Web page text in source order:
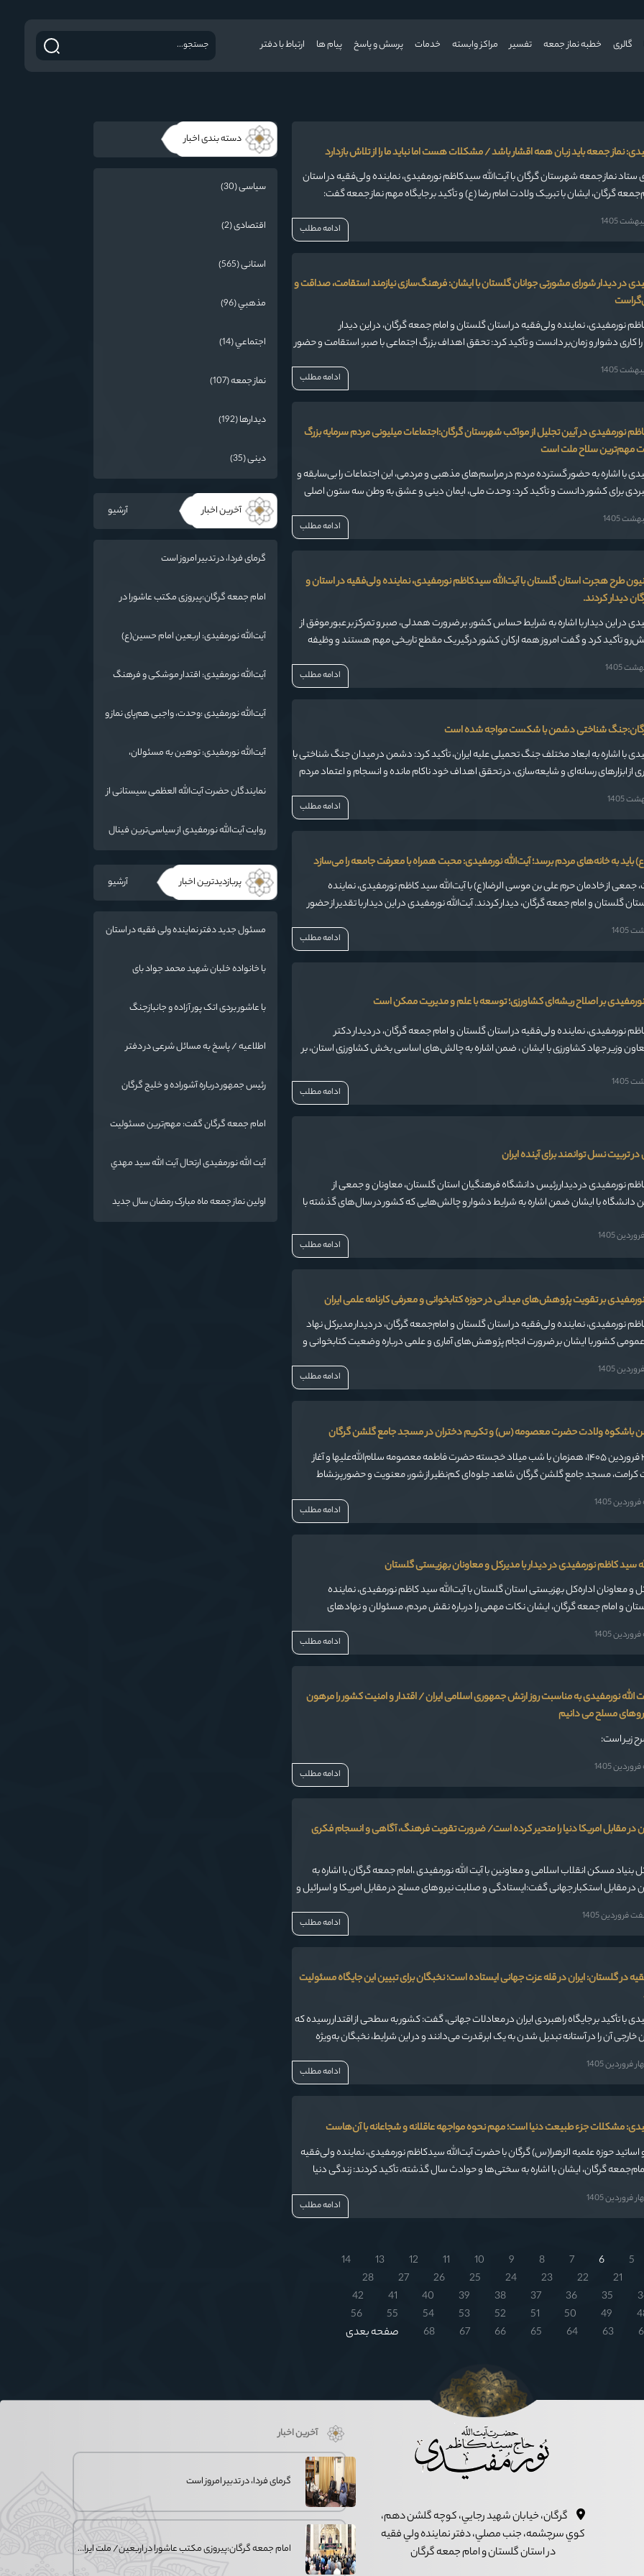
گالری خطبه نماز جمعه تفسیر مراکز وابسته خدمات پرسش و پاسخ پیام ها ارتباط با دفتر
نماز جمعه باید زبان همه اقشار باشد / مشکلات هست اما نباید ما را از تلاش بازدارد
ستاد نماز جمعه شهرستان گرگان با آیت‌الله سیدکاظم نورمفیدی، نماینده ولی‌فقیه در استان
گرگان، ایشان با تبریک ولادت امام رضا (ع) و تأکید بر جایگاه مهم نماز جمعه گفت:
1405 ادامه مطلب
در دیدار شورای مشورتی جوانان گلستان با ایشان: فرهنگ‌سازی نیازمند استقامت، صداقت و
نورمفیدی، نماینده ولی‌فقیه در استان گلستان و امام جمعه گرگان، در این دیدار
کاری دشوار و زمان‌بر دانست و تأکید کرد: تحقق اهداف بزرگ اجتماعی با صبر، استقامت و حضور
1405 ادامه مطلب
نورمفیدی در آیین تجلیل از مواکب شهرستان گرگان:اجتماعات میلیونی مردم سرمایه بزرگ
مهم‌ترین سلاح ملت است
با اشاره به حضور گسترده مردم در مراسم‌های مذهبی و مردمی، این اجتماعات را بی‌سابقه و
برای کشور دانست و تأکید کرد: وحدت ملی، ایمان دینی و عشق به وطن سه ستون اصلی
1405 ادامه مطلب
طرح هجرت استان گلستان با آیت‌الله سیدکاظم نورمفیدی، نماینده ولی‌فقیه در استان و
دیدار کردند.
در این دیدار با اشاره به شرایط حساس کشور، بر ضرورت همدلی، صبر و تمرکز بر عبور موفق از
تأکید کرد و گفت امروز همه ارکان کشور درگیر یک مقطع تاریخی مهم هستند و وظیفه
نشان دهد که دغدغه اصلی‌اش نجات کشور و خدمت به مردم است.
1405 ادامه مطلب
شناختی دشمن با شکست مواجه شده است
با اشاره به ابعاد مختلف جنگ تحمیلی علیه ایران، تأکید کرد: دشمن در میدان جنگ شناختی با
از ابزارهای رسانه‌ای و شایعه‌سازی، در تحقق اهداف خود ناکام مانده و انسجام و اعتماد مردم
1405 ادامه مطلب
باید به خانه‌های مردم برسد؛ آیت‌الله نورمفیدی: محبت همراه با معرفت جامعه را می‌سازد
جمعی از خادمان حرم علی بن موسی الرضا(ع) با آیت‌الله سید کاظم نورمفیدی، نماینده
گلستان و امام جمعه گرگان، دیدار کردند. آیت‌الله نورمفیدی در این دیدار با تقدیر از حضور
ادامه مطلب
نورمفیدی بر اصلاح ریشه‌ای کشاورزی؛ توسعه با علم و مدیریت ممکن است
نورمفیدی، نماینده ولی‌فقیه در استان گلستان و امام جمعه گرگان، در دیدار دکتر
وزیر جهاد کشاورزی با ایشان ، ضمن اشاره به چالش‌های اساسی بخش کشاورزی استان، بر
ادامه مطلب
تربیت نسل توانمند برای آینده ایران
نورمفیدی در دیدار رئیس دانشگاه فرهنگیان استان گلستان، معاونان و جمعی از
دانشگاه با ایشان ضمن اشاره به شرایط دشوار و چالش‌هایی که کشور در سال‌های گذشته با
هستند و ملت‌ها در دل همین دشواری‌ها به توانمندی و رشد دست می‌یابند.1405
ادامه مطلب
نورمفیدی بر تقویت پژوهش‌های میدانی در حوزه کتابخوانی و معرفی کارنامه علمی ایران
نورمفیدی، نماینده ولی‌فقیه در استان گلستان و امام‌جمعه گرگان، در دیدار مدیرکل نهاد
کتابخانه‌های عمومی کشور با ایشان بر ضرورت انجام پژوهش‌های آماری و علمی درباره وضعیت کتابخوانی و
1405 ادامه مطلب
باشکوه ولادت حضرت معصومه (س) و تکریم دختران در مسجد جامع گلشن گرگان
امروز، شنبه ۲۹ فروردین ۱۴۰۵، همزمان با شب میلاد خجسته حضرت فاطمه معصومه سلام‌الله‌علیها و آغاز
مسجد جامع گلشن گرگان شاهد جلوه‌ای کم‌نظیر از شور، معنویت و حضور پرنشاط
1405
ادامه مطلب
سید کاظم نورمفیدی در دیدار با مدیرکل و معاونان بهزیستی گلستان
و معاونان اداره‌کل بهزیستی استان گلستان با آیت‌الله سید کاظم نورمفیدی، نماینده
و امام جمعه گرگان، ایشان نکات مهمی را درباره نقش مردم، مسئولان و نهادهای
1405 ادامه مطلب
الله نورمفیدی به مناسبت روز ارتش جمهوری اسلامی ایران / اقتدار و امنیت کشور را مرهون
مسلح می دانیم
زیر است:
1405
ادامه مطلب
در مقابل امریکا دنیا را متحیر کرده است/ ضرورت تقویت فرهنگ، آگاهی و انسجام فکری
بنیاد مسکن انقلاب اسلامی و معاونین با آیت الله نورمفیدی ،امام جمعه گرگان با اشاره به
در مقابل استکبار جهانی گفت:ایستادگی و صلابت نیروهای مسلح در مقابل امریکا و اسرائیل و
1405 ادامه مطلب
در گلستان: ایران در قله عزت جهانی ایستاده است؛ نخبگان برای تبیین این جایگاه مسئولیت
با تأکید بر جایگاه راهبردی ایران در معادلات جهانی، گفت: کشور به سطحی از اقتدار رسیده که
خارجی آن را در آستانه تبدیل شدن به یک ابرقدرت می‌دانند و در این شرایط، نخبگان به‌ویژه
1405 ادامه مطلب
مشکلات جزء طبیعت دنیا است؛ مهم نحوه مواجهه عاقلانه و شجاعانه با آن‌هاست
و اساتید حوزه علمیه الزهرا(س) گرگان با حضرت آیت‌الله سیدکاظم نورمفیدی، نماینده ولی‌فقیه
گرگان، ایشان با اشاره به سختی‌ها و حوادث سال گذشته، تأکید کردند: زندگی دنیا
1405
ادامه مطلب
5
6
7
8
9
10
11
12
13
14
21
22
23
24
25
26
27
28
35
36
37
38
39
40
41
42
49
50
51
52
53
54
55
56
63
64
65
66
67
68 صفحه بعدی
دسته بندی اخبار
سیاسی (30)
اقتصادی (2)
استانی (565)
مذهبي (96)
اجتماعي (14)
نماز جمعه (107)
دیدارها (192)
دینی (35)
آخرین اخبار آرشیو
گرمای فردا، در تدبیر امروز است
امام جمعه گرگان:پیروزی مکتب عاشورا در
نمی‌شود
آیت‌الله نورمفیدی: اربعین امام حسین(ع)
اسلامی است/ تهمت به مسئولان حد شرعی
دارد
آیت‌الله نورمفیدی: اقتدار موشکی و فرهنگ
عاشورا تا ضرورت روایتگری جهانی
آیت‌الله نورمفیدی :وحدت، واجبی هم‌پای نماز و
آیت‌الله نورمفیدی: توهین به مسئولان،
دنبال تفرقه به جای جنگ است
نمایندگان حضرت آیت‌الله العظمی سیستانی از
تجلیل کردند
روایت آیت‌الله نورمفیدی از سیاسی‌ترین فینال
می‌نشیند
پربازدیدترین اخبار
آرشیو
مسئول جدید دفتر نماینده ولی فقیه در استان
با خانواده خلبان شهید محمد جواد بای
با عاشور بردی اتک پور آزاده و جانبازجنگ
اطلاعیه / پاسخ به مسائل شرعی در دفتر
رئیس جمهور درباره آشوراده و خلیج گرگان
امام جمعه گرگان گفت: مهم‌ترین مسئولیت
دانش‌آموزان، انسان‌سازی و تربیت نیروهای
موثر و مفید برای آینده ایران اسلامی است.
آیت الله نورمفیدی ارتحال آیت الله سيد مهدي
اولین نماز جمعه ماه مبارک رمضان سال جدید
گرگان، خيابان شهيد رجايي، کوچه گلشن دهم،
کوي سرچشمه، جنب مصلي، دفتر نماينده ولي فقيه
در استان گلستان و امام جمعه گرگان
آخرین اخبار
گرمای فردا، در تدبیر امروز است
امام جمعه گرگان:پیروزی مکتب عاشورا در اربعین/ ملت ایران در برابر استکبار